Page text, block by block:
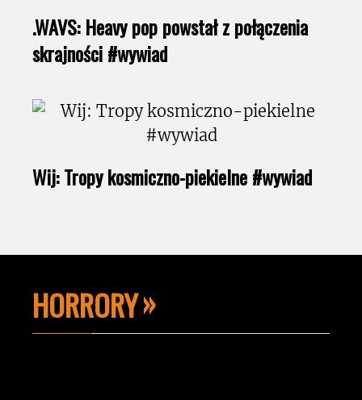
.WAVS: Heavy pop powstał z połączenia
skrajności #wywiad
Wij: Tropy kosmiczno-piekielne #wywiad
HORRORY